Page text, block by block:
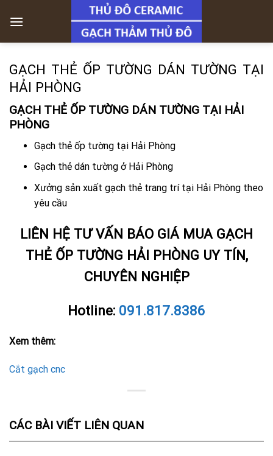
GẠCH THẺ ỐP TƯỜNG DÁN TƯỜNG TẠI
HẢI PHÒNG
GẠCH THẺ ỐP TƯỜNG DÁN TƯỜNG TẠI HẢI
PHÒNG
Gạch thẻ ốp tường tại Hải Phòng
Gạch thẻ dán tường ở Hải Phòng
Xưởng sản xuất gạch thẻ trang trí tại Hải Phòng theo
yêu cầu
LIÊN HỆ TƯ VẤN BÁO GIÁ MUA GẠCH
THẺ ỐP TƯỜNG HẢI PHÒNG UY TÍN,
CHUYÊN NGHIỆP
Hotline: 091.817.8386
Xem thêm:
Cắt gạch cnc
CÁC BÀI VIẾT LIÊN QUAN